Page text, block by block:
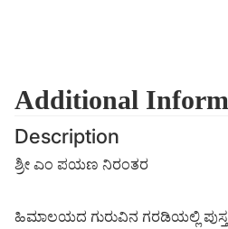
Additional
Description
ಶ್ರೀ ಎಂ ಪಯಣ ನಿರಂತರ
ಹಿಮಾಲಯದ ಗುರುವಿನ ಗರಡಿಯಲ್ಲಿ